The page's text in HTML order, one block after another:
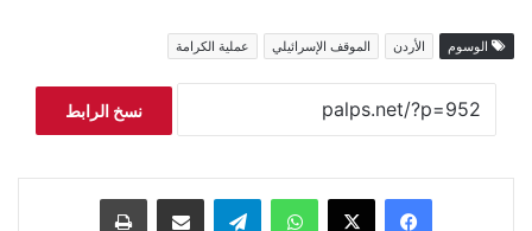
الوسوم الأردن الموقف الإسرائيلي عملية الكرامة
نسخ الرابط
فيسبوك ‫X واتساب تيلقرام مشاركة عبر البريد طباعة